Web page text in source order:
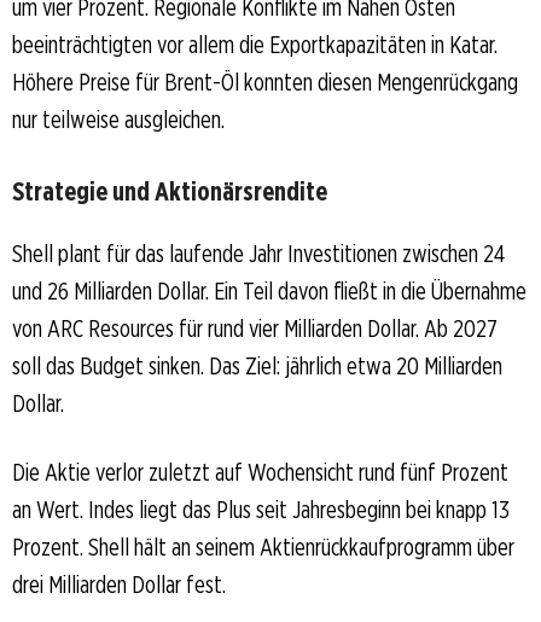
um vier Prozent. Regionale Konflikte im Nahen Osten
beeinträchtigten vor allem die Exportkapazitäten in Katar.
Höhere Preise für Brent-Öl konnten diesen Mengenrückgang
nur teilweise ausgleichen.
Strategie und Aktionärsrendite
Shell plant für das laufende Jahr Investitionen zwischen 24
und 26 Milliarden Dollar. Ein Teil davon fließt in die Übernahme
von ARC Resources für rund vier Milliarden Dollar. Ab 2027
soll das Budget sinken. Das Ziel: jährlich etwa 20 Milliarden
Dollar.
Die Aktie verlor zuletzt auf Wochensicht rund fünf Prozent
an Wert. Indes liegt das Plus seit Jahresbeginn bei knapp 13
Prozent. Shell hält an seinem Aktienrückkaufprogramm über
drei Milliarden Dollar fest.